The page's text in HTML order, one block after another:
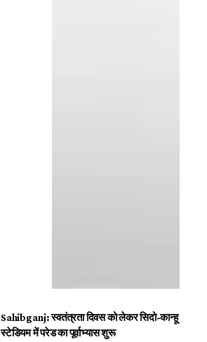
Sahibganj: स्वतंत्रता दिवस को लेकर सिदो-कान्हू
स्टेडियम में परेड का पूर्वाभ्यास शुरू